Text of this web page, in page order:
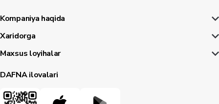
Kompaniya haqida
Xaridorga
Maxsus loyihalar
DAFNA ilovalari